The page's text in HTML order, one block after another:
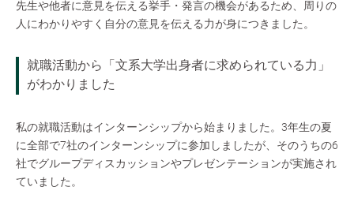
先生や他者に意見を伝える挙手・発言の機会があるため、周りの
人にわかりやすく自分の意見を伝える力が身につきました。
就職活動から「文系大学出身者に求められている力」
がわかりました
私の就職活動はインターンシップから始まりました。3年生の夏
に全部で7社のインターンシップに参加しましたが、そのうちの6
社でグループディスカッションやプレゼンテーションが実施され
ていました。